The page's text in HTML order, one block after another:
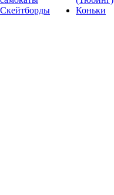
Скейтборды
Коньки